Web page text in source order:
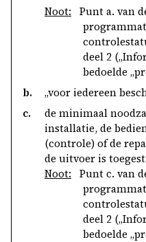
Noot:
Punt a. van
deel 2
bedoelde
b.
„voor iedereen
c.
de minimaal
installatie, de
(controle) of de
de uitvoer is
Noot:
Punt c. van
deel 2
bedoelde